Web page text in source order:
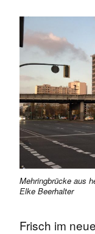
Mehringbrücke aus
Elke Beerhalter
Frisch im